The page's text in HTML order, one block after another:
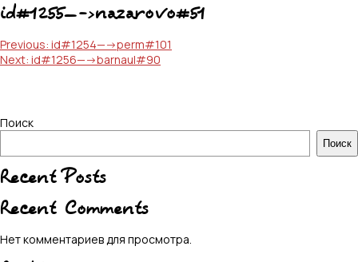
id#1255—->nazarovo#51
Навигация
по
Previous: id#1254—->perm#101
Next: id#1256—->barnaul#90
Поиск
Поиск
Recent Posts
Recent Comments
Нет комментариев для просмотра.